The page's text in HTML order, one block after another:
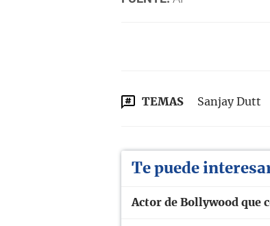
TEMAS Sanjay Dutt
Te puede
Actor de Bollywood que